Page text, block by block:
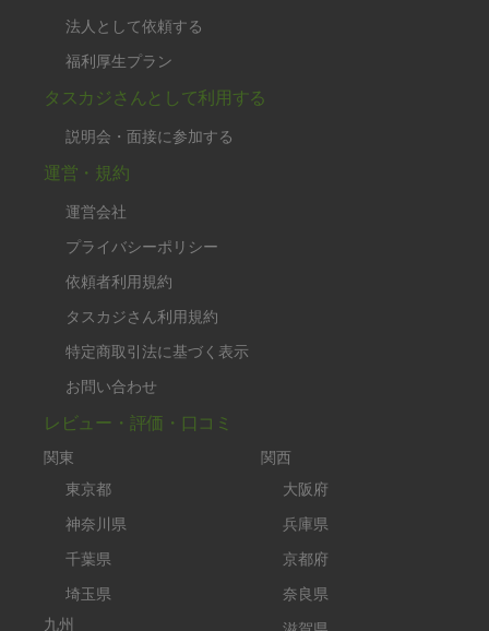
法人として依頼する
福利厚生プラン
タスカジさんとして利用する
説明会・面接に参加する
運営・規約
運営会社
プライバシーポリシー
依頼者利用規約
タスカジさん利用規約
特定商取引法に基づく表示
お問い合わせ
レビュー・評価・口コミ
関東
東京都
神奈川県
千葉県
埼玉県
九州
関西
大阪府
兵庫県
京都府
奈良県